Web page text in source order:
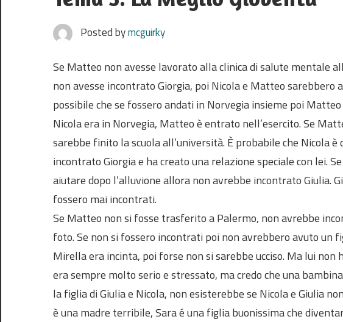
Posted bymcguirky
Se Matteo non avesse lavorato alla clinica di salute mentale
non avesse incontrato Giorgia, poi Nicola e Matteo sarebbero
possibile che se fossero andati in Norvegia insieme poi
Nicola era in Norvegia, Matteo è entrato nell’esercito. Se
sarebbe finito la scuola all’università. È probabile che Nicola
incontrato Giorgia e ha creato una relazione speciale con lei.
aiutare dopo l’alluvione allora non avrebbe incontrato Giulia.
fossero mai incontrati.
Se Matteo non si fosse trasferito a Palermo, non avrebbe
foto. Se non si fossero incontrati poi non avrebbero avuto un
Mirella era incinta, poi forse non si sarebbe ucciso. Ma lui
era sempre molto serio e stressato, ma credo che una
la figlia di Giulia e Nicola, non esisterebbe se Nicola e Giulia
è una madre terribile, Sara é una figlia buonissima che